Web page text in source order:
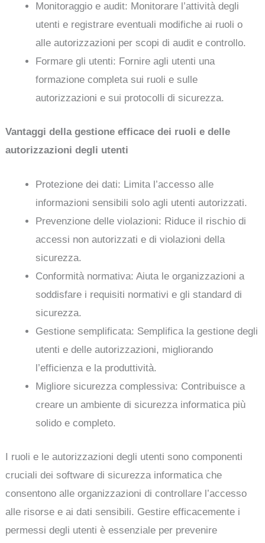
Monitoraggio e audit: Monitorare l’attività degli
utenti e registrare eventuali modifiche ai ruoli o
alle autorizzazioni per scopi di audit e controllo.
Formare gli utenti: Fornire agli utenti una
formazione completa sui ruoli e sulle
autorizzazioni e sui protocolli di sicurezza.
Vantaggi della gestione efficace dei ruoli e delle
autorizzazioni degli utenti
Protezione dei dati: Limita l’accesso alle
informazioni sensibili solo agli utenti autorizzati.
Prevenzione delle violazioni: Riduce il rischio di
accessi non autorizzati e di violazioni della
sicurezza.
Conformità normativa: Aiuta le organizzazioni a
soddisfare i requisiti normativi e gli standard di
sicurezza.
Gestione semplificata: Semplifica la gestione degli
utenti e delle autorizzazioni, migliorando
l’efficienza e la produttività.
Migliore sicurezza complessiva: Contribuisce a
creare un ambiente di sicurezza informatica più
solido e completo.
I ruoli e le autorizzazioni degli utenti sono componenti
cruciali dei software di sicurezza informatica che
consentono alle organizzazioni di controllare l’accesso
alle risorse e ai dati sensibili. Gestire efficacemente i
permessi degli utenti è essenziale per prevenire